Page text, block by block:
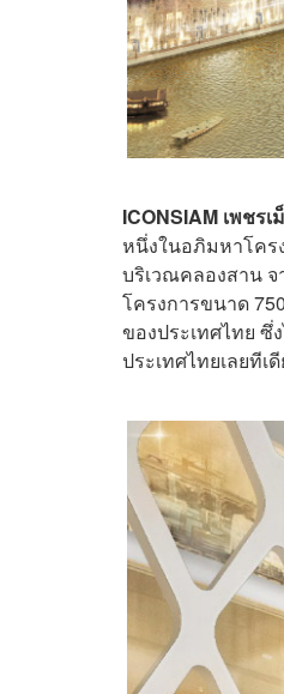
ICONSIAM เพชร
หนึ่งในอภิมหาโคร
บริเวณคลองสาน
โครงการขนาด
ของประเทศไทย
ประเทศไทยเลยที